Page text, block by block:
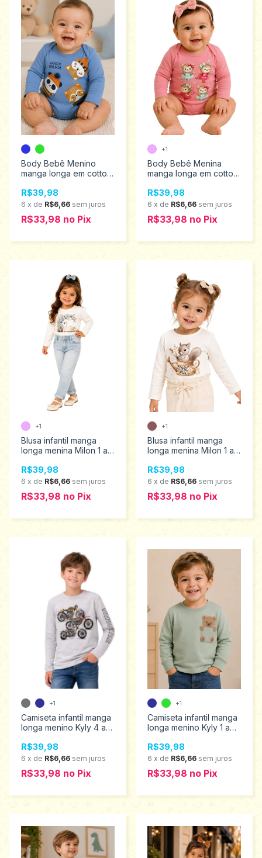
Body Bebê Menino
manga longa em cotton
R$39,98
6 x de R$6,66 sem juros
R$33,98 no Pix
Body Bebê Menina
manga longa em cotton
R$39,98
6 x de R$6,66 sem juros
R$33,98 no Pix
+1
Blusa infantil manga
longa menina Milon 1 ao
R$39,98
6 x de R$6,66 sem juros
R$33,98 no Pix
+1
Blusa infantil manga
longa menina Milon 1 ao
R$39,98
6 x de R$6,66 sem juros
R$33,98 no Pix
+1
Camiseta infantil manga
longa menino Kyly 4 ao
R$39,98
6 x de R$6,66 sem juros
R$33,98 no Pix
+1
Camiseta infantil manga
longa menino Kyly 1 ao
R$39,98
6 x de R$6,66 sem juros
R$33,98 no Pix
+1